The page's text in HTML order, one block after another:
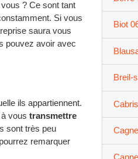
? Ce sont tant
Si vous
saura vous
pouvez avoir avec
ils appartiennent.
vous transmettre
sont très peu
remarquer
Biot
Breil-